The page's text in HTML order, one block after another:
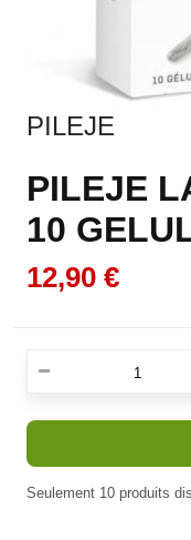
PILEJE
PILEJE
10
12,90 €
Seulement 10 produits